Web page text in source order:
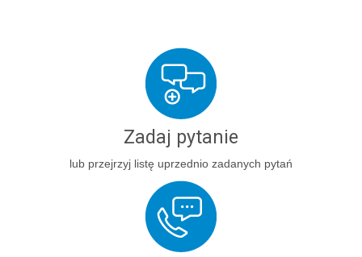
Zadaj pytanie
lub przejrzyj listę uprzednio zadanych pytań